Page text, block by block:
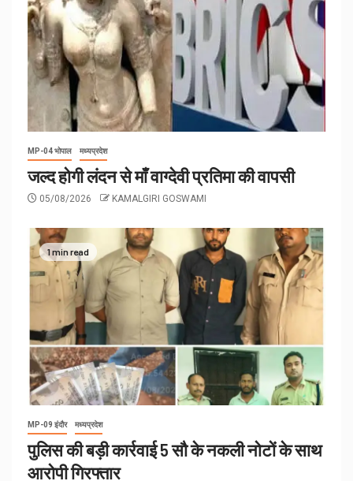
MP-04 भोपाल मध्यप्रदेश
जल्द होगी लंदन से माँ वाग्देवी प्रतिमा की वापसी
05/08/2026 KAMALGIRI GOSWAMI
1 min read
MP-09 इंदौर मध्यप्रदेश
पुलिस की बड़ी कार्रवाई 5 सौ के नकली नोटों के साथ
आरोपी गिरफ्तार